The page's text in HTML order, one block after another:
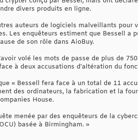
divers produits en ligne.
auteurs de logiciels malveillants pour
Les enquêteurs estiment que Bessell a
de son rôle dans AioBuy.
volé les mots de passe de plus de
à deux accusations d'altération du
« Bessell fera face à un total de 11
des ordinateurs, la fabrication et la
House.
menée par des enquêteurs de la
basée à Birmingham. »